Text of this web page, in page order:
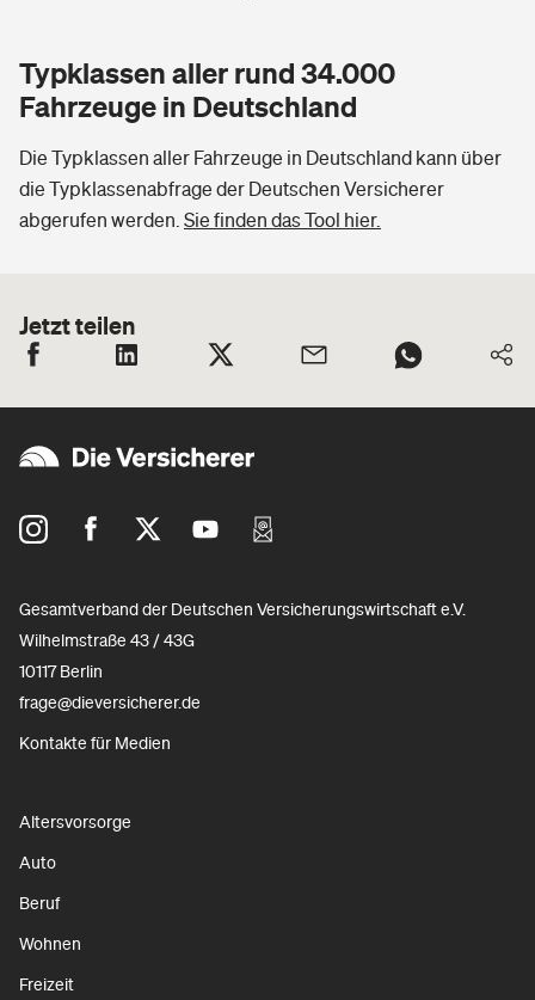
Typklassen aller rund 34.000
Fahrzeuge in Deutschland
Die Typklassen aller Fahrzeuge in Deutschland kann über
die Typklassenabfrage der Deutschen Versicherer
abgerufen werden. Sie finden das Tool hier.
Jetzt teilen
Gesamtverband der Deutschen Versicherungswirtschaft e.V.
Wilhelmstraße 43 / 43G
10117 Berlin
frage@dieversicherer.de
Kontakte für Medien
Altersvorsorge
Auto
Beruf
Wohnen
Freizeit